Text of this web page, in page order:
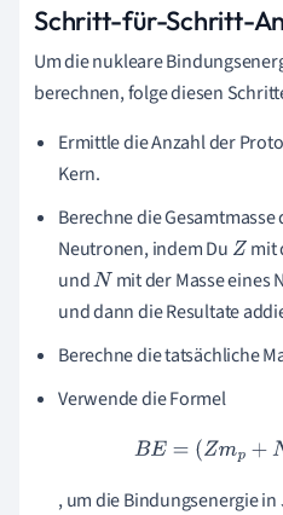
Schritt-für-Schritt-
Um die nukleare
berechnen, folge diesen
Ermittle die Anzahl der
Kern.
Berechne die
Neutronen, indem Du Z mit
undN mit der Masse eines
und dann die Resultate
Berechne die tatsächliche
Verwende die Formel
B E=(Zmp+N
, um die Bindungsenergie